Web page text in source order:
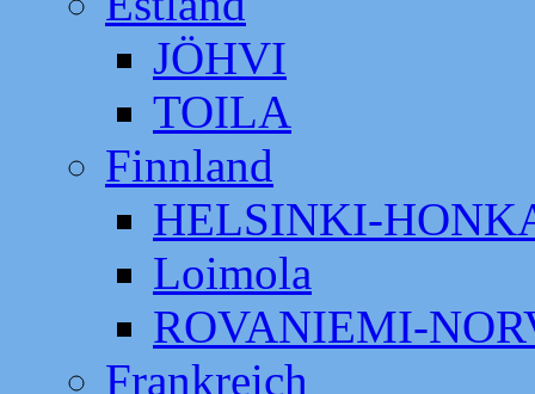
JÖHVI
TOILA
Finnland
HELSINKI-
Loimola
ROVANIEMI-
Frankreich